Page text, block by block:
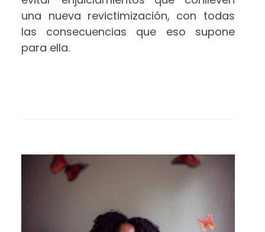
una nueva revictimización, con todas
las consecuencias que eso supone
para ella.